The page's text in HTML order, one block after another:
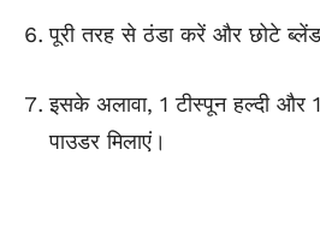
पूरी तरह से ठंडा करें और छोटे
इसके अलावा, 1 टीस्पून हल्दी और
पाउडर मिलाएं।